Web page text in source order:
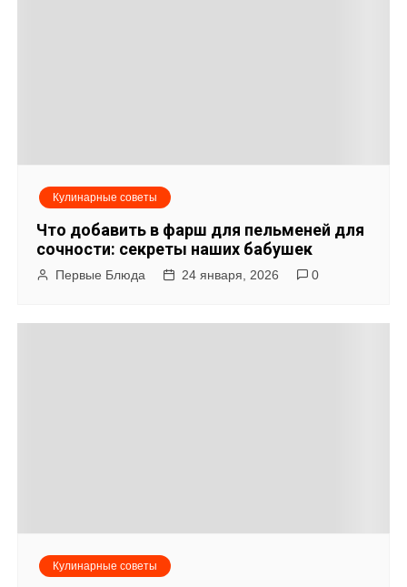
Кулинарные советы
Что добавить в фарш для пельменей для
сочности: секреты наших бабушек
Первые Блюда 24 января, 2026 0
Кулинарные советы